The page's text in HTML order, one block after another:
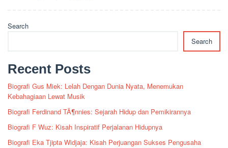
Search
Search
Recent Posts
Biografi Gus Miek: Lelah Dengan Dunia Nyata, Menemukan
Kebahagiaan Lewat Musik
Biografi Ferdinand TÃ¶nnies: Sejarah Hidup dan Pemikirannya
Biografi F Wuz: Kisah Inspiratif Perjalanan Hidupnya
Biografi Eka Tjipta Widjaja: Kisah Perjuangan Sukses Pengusaha